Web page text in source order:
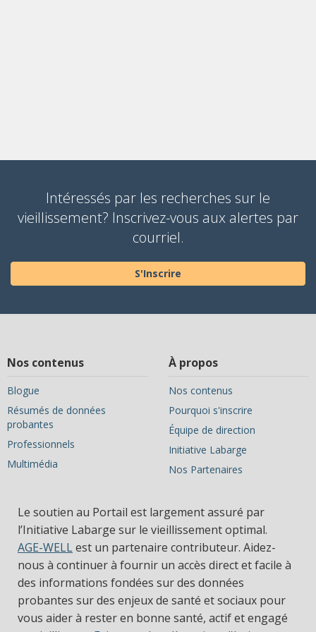
Intéressés par les recherches sur le
vieillissement? Inscrivez-vous aux alertes par
courriel.
S'Inscrire
Nos contenus
Blogue
Résumés de données
probantes
Professionnels
Multimédia
À propos
Nos contenus
Pourquoi s'inscrire
Équipe de direction
Initiative Labarge
Nos Partenaires
Le soutien au Portail est largement assuré par
l’Initiative Labarge sur le vieillissement optimal.
AGE-WELLest un partenaire contributeur. Aidez-
nous à continuer à fournir un accès direct et facile à
des informations fondées sur des données
probantes sur des enjeux de santé et sociaux pour
vous aider à rester en bonne santé, actif et engagé